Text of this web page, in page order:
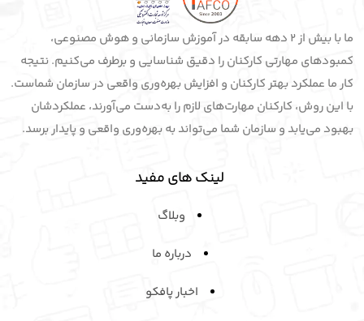
ما با بیش از 2 دهه سابقه در آموزش سازمانی و هوش مصنوعی،
کمبودهای مهارتی کارکنان را دقیق شناسایی و برطرف می‌کنیم. نتیجه
کار ما عملکرد بهتر کارکنان و افزایش بهره‌وری واقعی در سازمان شماست.
با این روش، کارکنان مهارت‌های لازم را به‌دست می‌آورند، عملکردشان
بهبود می‌یابد و سازمان شما می‌تواند به بهره‌وری واقعی و پایدار برسد.
لینک های مفید
وبلاگ
درباره ما
اخبار پافکو